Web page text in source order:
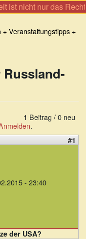
nicht nur das Recht,
Veranstaltungstipps +
1 Beitrag / 0 neu
.
#1
- 23:40
der USA?